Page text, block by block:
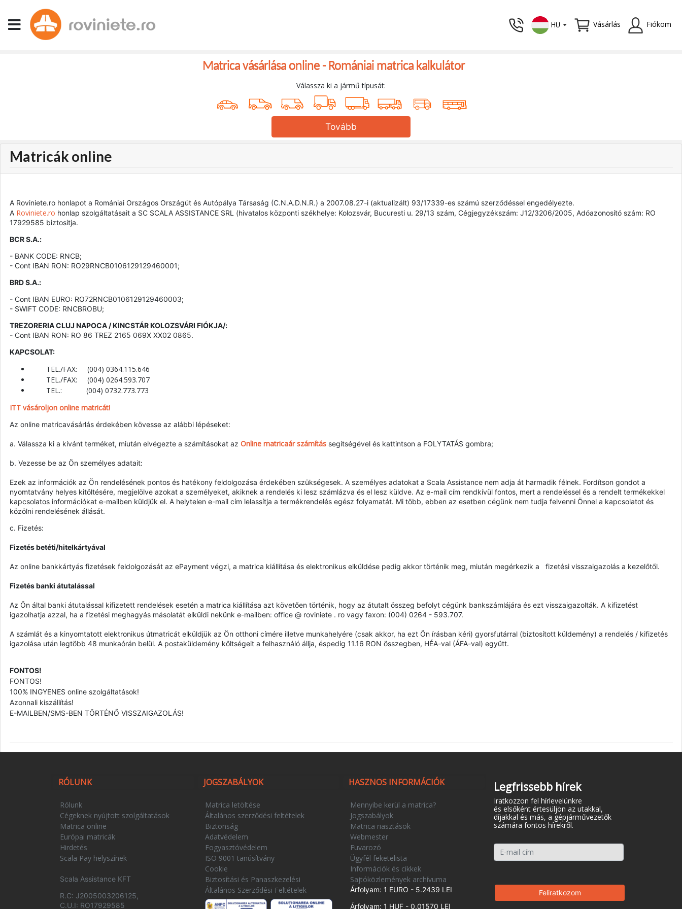
HU Vásárlás Fiókom
Matrica vásárlása online - Romániai matrica kalkulátor
Válassza ki a jármű típusát:
Tovább
Matricák online
A Roviniete.ro honlapot a Romániai Országos Országút és Autópálya Társaság (C.N.A.D.N.R.) a 2007.08.27-i (aktualizált) 93/17339-es számú szerződéssel engedélyezte.
A Roviniete.ro honlap szolgáltatásait a SC SCALA ASSISTANCE SRL (hivatalos központi székhelye: Kolozsvár, Bucuresti u. 29/13 szám, Cégjegyzékszám: J12/3206/2005, Adóazonosító szám: RO
17929585 biztositja.
BCR S.A.:
- BANK CODE: RNCB;
- Cont IBAN RON: RO29RNCB0106129129460001;
BRD S.A.:
- Cont IBAN EURO: RO72RNCB0106129129460003;
- SWIFT CODE: RNCBROBU;
TREZORERIA CLUJ NAPOCA / KINCSTÁR KOLOZSVÁRI FIÓKJA/:
- Cont IBAN RON: RO 86 TREZ 2165 069X XX02 0865.
KAPCSOLAT:
TEL./FAX: (004) 0364.115.646
TEL./FAX: (004) 0264.593.707
TEL.: (004) 0732.773.773
ITT vásároljon online matricát!
Az online matricavásárlás érdekében kövesse az alábbi lépéseket:
a. Válassza ki a kívánt terméket, miután elvégezte a számításokat az Online matricaár számítássegítségével és kattintson a FOLYTATÁS gombra;
b. Vezesse be az Ön személyes adatait:
Ezek az információk az Ön rendelésének pontos és hatékony feldolgozása érdekében szükségesek. A személyes adatokat a Scala Assistance nem adja át harmadik félnek. Fordítson gondot a
nyomtatvány helyes kitöltésére, megjelölve azokat a személyeket, akiknek a rendelés ki lesz számlázva és el lesz küldve. Az e-mail cím rendkívül fontos, mert a rendeléssel és a rendelt termékekkel
kapcsolatos információkat e-mailben küldjük el. A helytelen e-mail cím lelassítja a termékrendelés egész folyamatát. Mi több, ebben az esetben cégünk nem tudja felvenni Önnel a kapcsolatot és
közölni rendelésének állását.
c. Fizetés:
Fizetés betéti/hitelkártyával
Az online bankkártyás fizetések feldolgozását az ePayment végzi, a matrica kiállítása és elektronikus elküldése pedig akkor történik meg, miután megérkezik a fizetési visszaigazolás a kezelőtől.
Fizetés banki átutalással
Az Ön által banki átutalással kifizetett rendelések esetén a matrica kiállítása azt követően történik, hogy az átutalt összeg befolyt cégünk bankszámlájára és ezt visszaigazolták. A kifizetést
igazolhatja azzal, ha a fizetési meghagyás másolatát elküldi nekünk e-mailben: office @ roviniete . ro vagy faxon: (004) 0264 - 593.707.
A számlát és a kinyomtatott elektronikus útmatricát elküldjük az Ön otthoni címére illetve munkahelyére (csak akkor, ha ezt Ön írásban kéri) gyorsfutárral (biztosított küldemény) a rendelés / kifizetés
igazolása után legtöbb 48 munkaórán belül. A postaküldemény költségeit a felhasználó állja, éspedig 11.16 RON összegben, HÉA-val (ÁFA-val) együtt.
FONTOS!
FONTOS!
100% INGYENES online szolgáltatások!
Azonnali kiszállítás!
E-MAILBEN/SMS-BEN TÖRTÉNŐ VISSZAIGAZOLÁS!
RÓLUNK
Rólunk
Cégeknek nyújtott szolgáltatások
Matrica online
Európai matricák
Hirdetés
Scala Pay helyszínek
Scala Assistance KFT
R.C: J2005003206125,
C.U.I: RO17929585
JOGSZABÁLYOK
Matrica letöltése
Általános szerződési feltételek
Biztonság
Adatvédelem
Fogyasztóvédelem
ISO 9001 tanúsítvány
Cookie
Biztosítási és Panaszkezelési
Általános Szerződési Feltételek
HASZNOS INFORMÁCIÓK
Mennyibe kerül a matrica?
Jogszabályok
Matrica riasztások
Webmester
Fuvarozó
Ügyfél feketelista
Információk és cikkek
Sajtóközlemények archívuma
Árfolyam: 1 EURO - 5.2439 LEI
Árfolyam: 1 HUF - 0.01570 LEI
Legfrissebb hírek
Iratkozzon fel hírlevelünkre
és elsőként értesüljön az utakkal,
díjakkal és más, a gépjárművezetők
számára fontos hírekről.